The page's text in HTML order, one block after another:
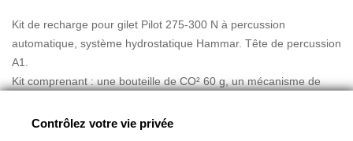
Kit de recharge pour gilet Pilot 275-300 N à percussion
automatique, système hydrostatique Hammar. Tête de percussion
A1.
Kit comprenant : une bouteille de CO² 60 g, un mécanisme de
La tête de percussion hydrostatique Hammar doit être remplacée
Contrôlez votre vie privée